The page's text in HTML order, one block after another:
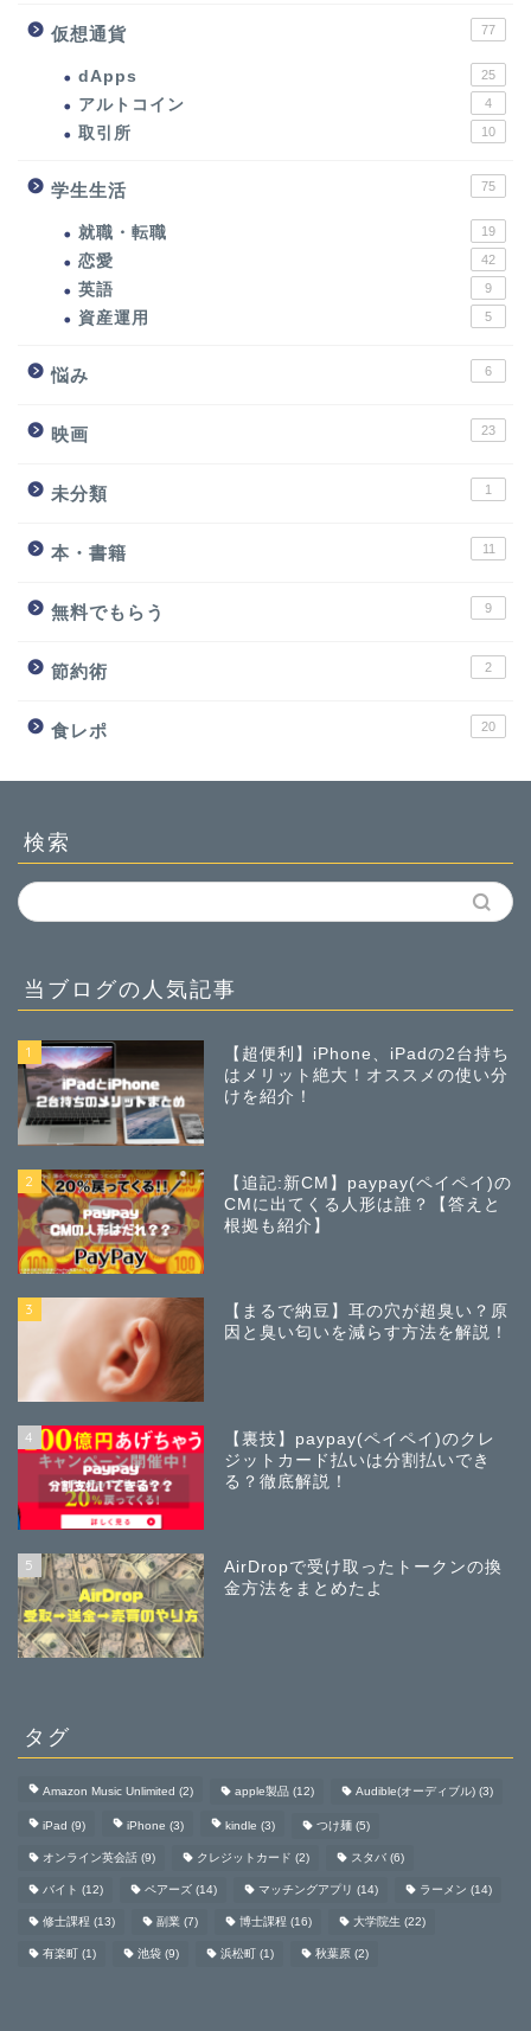
仮想通貨 77
dApps 25
アルトコイン 4
取引所 10
学生生活 75
就職・転職 19
恋愛 42
英語 9
資産運用 5
悩み 6
映画 23
未分類 1
本・書籍 11
無料でもらう 9
節約術 2
食レポ 20
検索
当ブログの人気記事
1
【超便利】iPhone、iPadの2台持ち
はメリット絶大！オススメの使い分
けを紹介！
2
【追記:新CM】paypay(ペイペイ)の
CMに出てくる人形は誰？【答えと
根拠も紹介】
3
【まるで納豆】耳の穴が超臭い？原
因と臭い匂いを減らす方法を解説！
4
【裏技】paypay(ペイペイ)のクレ
ジットカード払いは分割払いでき
る？徹底解説！
5
AirDropで受け取ったトークンの換
金方法をまとめたよ
タグ
Amazon Music Unlimited (2) apple製品 (12) Audible(オーディブル) (3)
iPad (9) iPhone (3) kindle (3) つけ麺 (5)
オンライン英会話 (9) クレジットカード (2) スタバ (6)
バイト (12) ペアーズ (14) マッチングアプリ (14) ラーメン (14)
修士課程 (13) 副業 (7) 博士課程 (16) 大学院生 (22)
有楽町 (1) 池袋 (9) 浜松町 (1) 秋葉原 (2)